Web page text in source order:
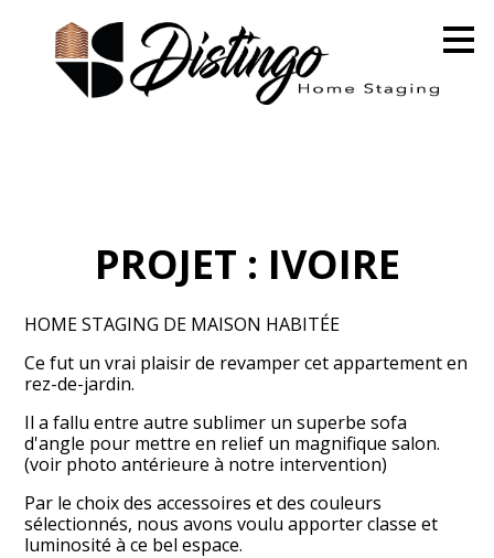
Passer
contenu
principal
PROJET : IVOIRE
HOME STAGING DE MAISON HABITÉE
Ce fut un vrai plaisir de revamper cet appartement en
rez-de-jardin.
Il a fallu entre autre sublimer un superbe sofa
d'angle pour mettre en relief un magnifique salon.
(voir photo antérieure à notre intervention)
Par le choix des accessoires et des couleurs
sélectionnés, nous avons voulu apporter classe et
luminosité à ce bel espace.